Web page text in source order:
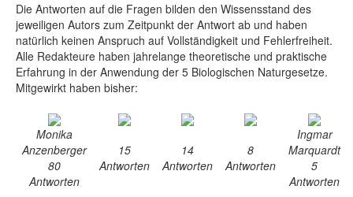
Die Antworten auf die Fragen bilden den Wissensstand des
jeweiligen Autors zum Zeitpunkt der Antwort ab und haben
natürlich keinen Anspruch auf Vollständigkeit und Fehlerfreiheit.
Alle Redakteure haben jahrelange theoretische und praktische
Erfahrung in der Anwendung der 5 Biologischen Naturgesetze.
Mitgewirkt haben bisher:
Monika
Anzenberger
80
Antworten
15
Antworten
14
Antworten
8
Antworten
Ingmar
Marquardt
5
Antworten